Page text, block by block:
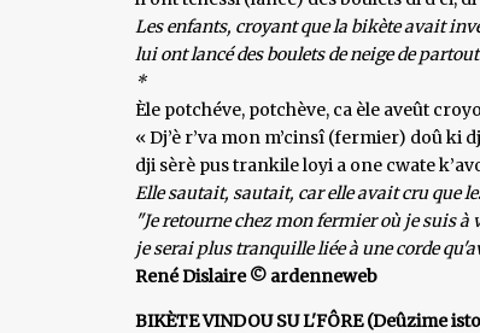
Les enfants, croyant que la bikète avait
lui ont lancé des boulets de neige de
*
Èle potchéve, potchève, ca èle aveût
« Dj’è r’va mon m’cinsî (fermier) doû ki
dji sèrè pus trankile loyi a one cwate
Elle sautait, sautait, car elle avait cru que
"Je retourne chez mon fermier où je suis à
je serai plus tranquille liée à une corde
René Dislaire © ardenneweb
BIKÈTE VINDOU SU L'FÔRE (Deûzime